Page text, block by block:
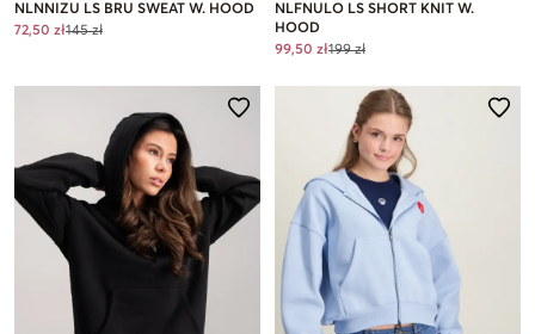
NLNNIZU LS BRU SWEAT W. HOOD
72,50 zł145 zł
NLFNULO LS SHORT KNIT W.
HOOD
99,50 zł199 zł